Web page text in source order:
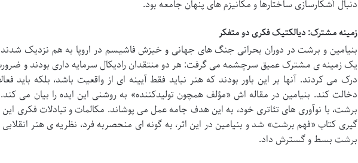
دنبال آشکارسازی ساختارها و مکانیزم های پنهان جامعه بود.
زمینه مشترک: دیالکتیک فکری دو متفکر
بنیامین و برشت در دوران بحرانی جنگ های جهانی و خیزش فاشیسم در اروپا به هم نزدیک شدند.
یک زمینه ی مشترک عمیق سرچشمه می گرفت: هر دو منتقدان رادیکال سرمایه داری بودند و ضرورت
درک می کردند. آنها بر این باور بودند که هنر نباید فقط آیینه ای از واقعیت باشد، بلکه باید
دخالت کند. بنیامین در مقاله اش «مؤلف همچون تولیدکننده» به روشنی این ایده را بیان می
برشت، با نوآوری های تئاتری خود، به این هدف جامه عمل می پوشاند. مکالمات و تبادلات فکری
گیری کتاب «فهم برشت» شد و بنیامین در این اثر، به گونه ای منحصربه فرد، نظریه ی هنر انقلابی
برشت بسط و گسترش داد.